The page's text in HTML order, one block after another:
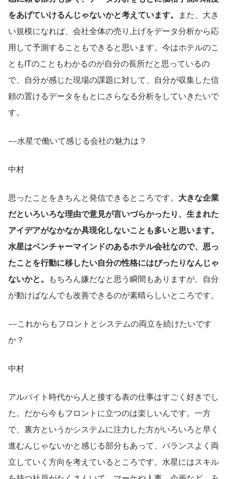
をあげていけるんじゃないかと考えています。 また、大き
い規模になれば、会社全体の売り上げをデータ分析から応
用して予測することもできると思います。今はホテルのこ
ともITのこともわかるのが自分の長所だと思っているの
で、自分が感じた現場の課題に対して、自分が収集した信
頼の置けるデータをもとにさらなる分析をしていきたいで
す。
−−水星で働いて感じる会社の魅力は？
中村
思ったことをきちんと発信できるところです。 大きな企業
だといろいろな理由で意見が言いづらかったり、生まれた
アイデアがなかなか具現化しないことも多いと思います。
水星はベンチャーマインドのあるホテル会社なので、思っ
たことを行動に移したい自分の性格にはぴったりなんじゃ
ないかと。 もちろん嫌だなと思う瞬間もありますが、自分
が動けばなんでも改善できるのが素晴らしいところです。
−−これからもフロントとシステムの両立を続けたいです
か？
中村
アルバイト時代から人と接する表の仕事はすごく好きでし
た。だから今もフロントに立つのは楽しいんです。一方
で、裏方というかシステムに注力した方がいろいろと早く
進むんじゃないかと感じる部分もあって、バランスよく両
立していく方向を考えているところです。水星にはスキル